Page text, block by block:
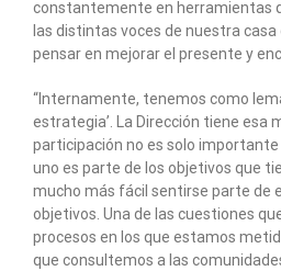
constantemente en herramientas
las distintas voces de nuestra
pensar en mejorar el presente y
“Internamente, tenemos como
estrategia’. La Dirección tiene esa
participación no es solo importante
uno es parte de los objetivos que
mucho más fácil sentirse parte de
objetivos. Una de las cuestiones
procesos en los que estamos
que consultemos a las